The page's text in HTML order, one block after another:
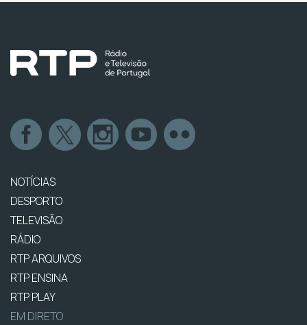
NOTÍCIAS
DESPORTO
TELEVISÃO
RÁDIO
RTP ARQUIVOS
RTP ENSINA
RTP PLAY
EM DIRETO